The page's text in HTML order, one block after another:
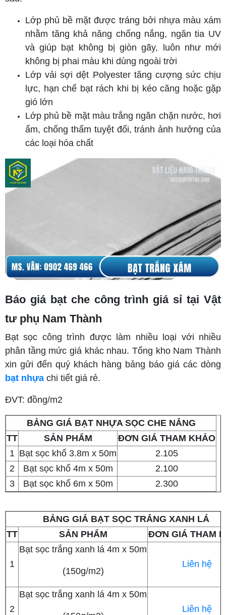
Lớp phủ bề mặt được tráng bởi nhựa màu xám
nhằm tăng khả năng chống nắng, ngăn tia UV
và giúp bạt không bị giòn gãy, luôn như mới
không bị phai màu khi dùng ngoài trời
Lớp vải sợi dệt Polyester tăng cượng sức chịu
lực, hạn chế bạt rách khi bị kéo căng hoặc gặp
gió lớn
Lớp phủ bề mặt màu trắng ngăn chặn nước, hơi
ẩm, chống thấm tuyệt đối, tránh ảnh hưởng của
các loại hóa chất
Báo giá bạt che công trình giá sỉ tại Vật
tư phụ Nam Thành
Bạt sọc công trình được làm nhiều loại với nhiều
phân tầng mức giá khác nhau. Tổng kho Nam Thành
xin gửi đến quý khách hàng bảng báo giá các dòng
bạt nhựa chi tiết giá rẻ.
ĐVT: đồng/m2
BẢNG GIÁ BẠT NHỰA SỌC CHE NẮNG
TT
SẢN PHẨM
ĐƠN GIÁ THAM KHẢO
1 Bạt sọc khổ 3.8m x 50m
2.105
2
Bạt sọc khổ 4m x 50m
2.100
3
Bạt sọc khổ 6m x 50m 2.300
BẢNG GIÁ BẠT SỌC TRẮNG XANH LÁ
TT
SẢN PHẨM ĐƠN GIÁ THAM
1
Bạt sọc trắng xanh lá 4m x 50m
(150g/m2)
Liên hệ
2
Bạt sọc trắng xanh lá 4m x 50m
Liên hệ